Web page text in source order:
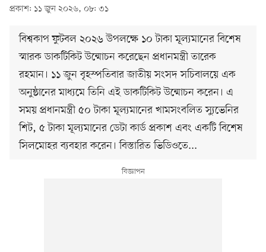
প্রকাশ: ১১ জুন ২০২৬, ০৮: ৩১
বিশ্বকাপ ফুটবল ২০২৬ উপলক্ষে ১০ টাকা মূল্যমানের বিশেষ
স্মারক ডাকটিকিট উন্মোচন করেছেন প্রধানমন্ত্রী তারেক
রহমান। ১১ জুন বৃহস্পতিবার জাতীয় সংসদ সচিবালয়ে এক
অনুষ্ঠানের মাধ্যমে তিনি এই ডাকটিকিট উন্মোচন করেন। এ
সময় প্রধানমন্ত্রী ৫০ টাকা মূল্যমানের খামসংবলিত স্যুভেনির
শিট, ৫ টাকা মূল্যমানের ডেটা কার্ড প্রকাশ এবং একটি বিশেষ
সিলমোহর ব্যবহার করেন। বিস্তারিত ভিডিওতে...